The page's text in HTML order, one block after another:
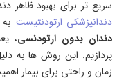
سریع تر برای بهبود ظاهر
دندانپزشکی ارتودنتیست
دندان بدون ارتودنسی،
پردازیم. این روش ها به
زمان و راحتی برای بیمار